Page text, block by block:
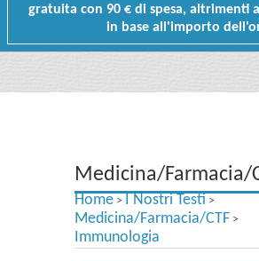
gratuita con 90 € di spesa, altrimenti
in base all'importo
Testi Concorsi
Testi scolastici
Carta Cultura e Carta del Merito - Carta
Medicina/Farmacia/
Home > I Nostri Testi >
Medicina/Farmacia/CTF >
Immunologia